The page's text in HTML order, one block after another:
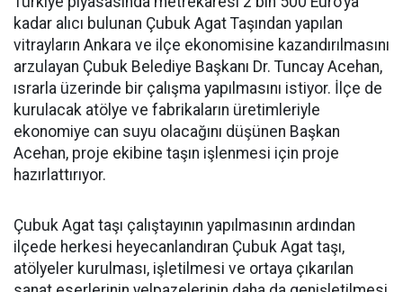
kadar alıcı bulunan Çubuk Agat Taşından yapılan
vitrayların Ankara ve ilçe ekonomisine kazandırılmasını
arzulayan Çubuk Belediye Başkanı Dr. Tuncay Acehan,
ısrarla üzerinde bir çalışma yapılmasını istiyor. İlçe de
kurulacak atölye ve fabrikaların üretimleriyle
ekonomiye can suyu olacağını düşünen Başkan
Acehan, proje ekibine taşın işlenmesi için proje
hazırlattırıyor.
Çubuk Agat taşı çalıştayının yapılmasının ardından
ilçede herkesi heyecanlandıran Çubuk Agat taşı,
atölyeler kurulması, işletilmesi ve ortaya çıkarılan